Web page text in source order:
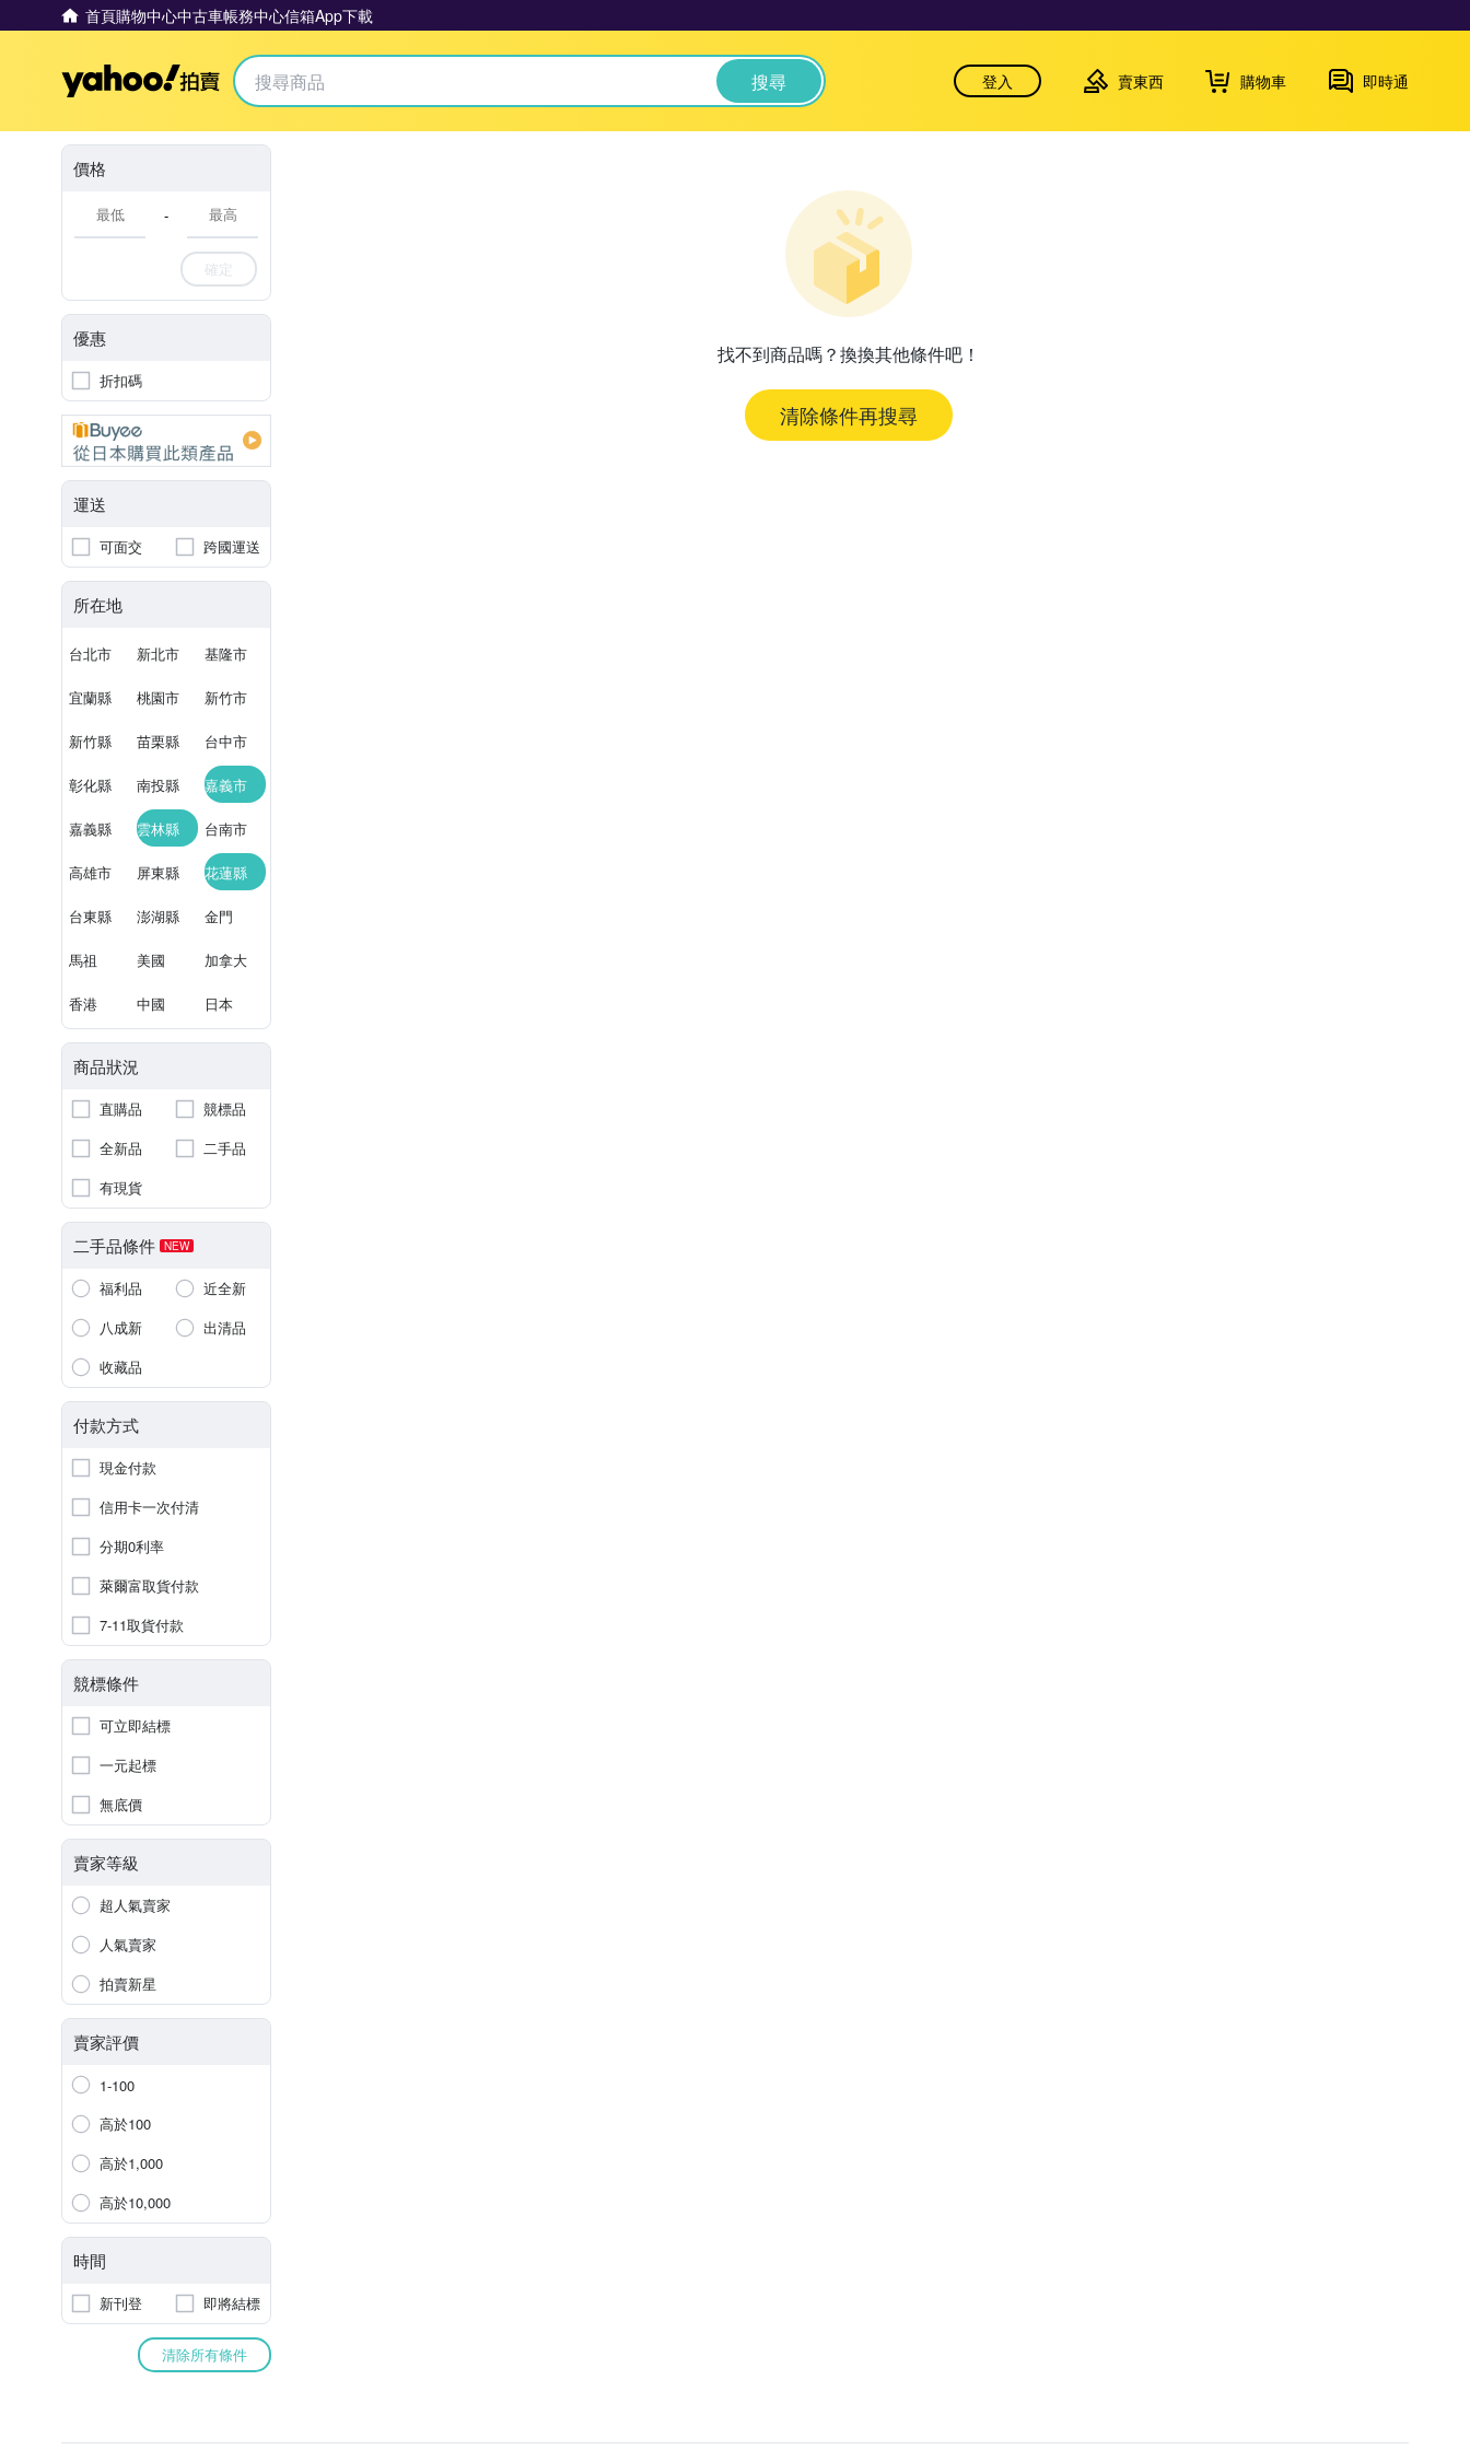
首頁購物中心中古車帳務中心信箱App下載
Yahoo拍賣 搜尋 登入 賣東西 購物車 即時通
價格
-
確定
優惠
折扣碼
運送
可面交 跨國運送
所在地
台北市 新北市 基隆市
宜蘭縣 桃園市 新竹市
新竹縣 苗栗縣 台中市
彰化縣 南投縣 嘉義市
嘉義縣 雲林縣 台南市
高雄市 屏東縣 花蓮縣
台東縣 澎湖縣 金門
馬祖 美國 加拿大
香港 中國 日本
商品狀況
直購品
競標品
全新品
二手品
有現貨
二手品條件 NEW
福利品
近全新
八成新
出清品
收藏品
付款方式
現金付款
信用卡一次付清
分期0利率
萊爾富取貨付款
7-11取貨付款
競標條件
可立即結標
一元起標
無底價
賣家等級
超人氣賣家
人氣賣家
拍賣新星
賣家評價
1-100
高於100
高於1,000
高於10,000
時間
新刊登 即將結標
清除所有條件
找不到商品嗎？換換其他條件吧！
清除條件再搜尋